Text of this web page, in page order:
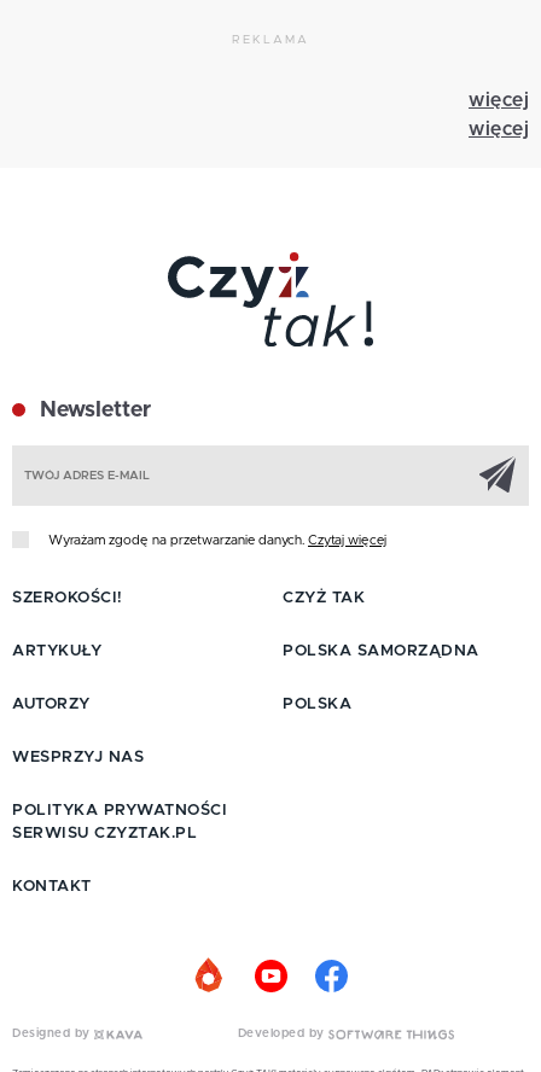
REKLAMA
więcej
więcej
Newsletter
Wyrażam zgodę na przetwarzanie danych. Czytaj więcej
SZEROKOŚCI!
ARTYKUŁY
AUTORZY
CZYŻ TAK
POLSKA SAMORZĄDNA
POLSKA
WESPRZYJ NAS
POLITYKA PRYWATNOŚCI
SERWISU CZYZTAK.PL
KONTAKT
Designed by Developed by